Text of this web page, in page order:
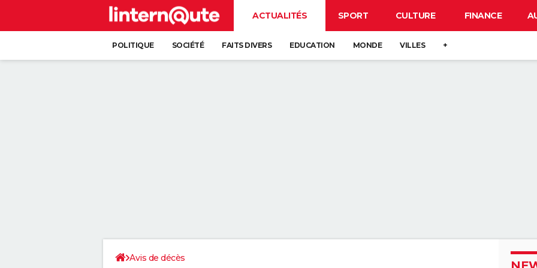
ACTUALITÉS SPORT CULTURE FINANCE
POLITIQUE SOCIÉTÉ FAITS DIVERS EDUCATION MONDE VILLES +
Avis de décès